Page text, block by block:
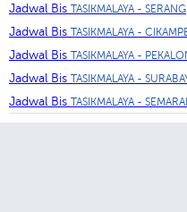
Jadwal Bis TASIKMALAYA - SERANG
Jadwal Bis TASIKMALAYA -
Jadwal Bis TASIKMALAYA -
Jadwal Bis TASIKMALAYA -
Jadwal Bis TASIKMALAYA -